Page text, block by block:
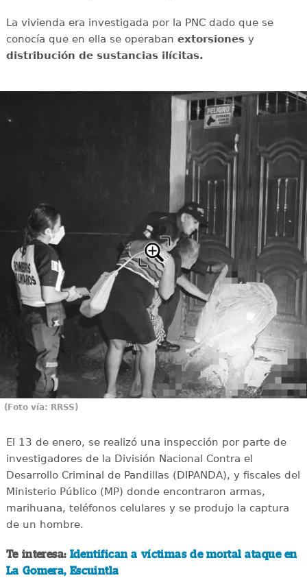
La vivienda era investigada por la PNC dado que se
conocía que en ella se operaban extorsionesy
distribución de sustancias ilícitas.
(Foto vía: RRSS)
El 13 de enero, se realizó una inspección por parte de
investigadores de la División Nacional Contra el
Desarrollo Criminal de Pandillas (DIPANDA), y fiscales del
Ministerio Público (MP) donde encontraron armas,
marihuana, teléfonos celulares y se produjo la captura
de un hombre.
Te interesa: Identifican a víctimas de mortal ataque en
La Gomera, Escuintla